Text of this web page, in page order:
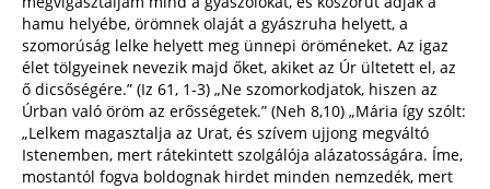
hamu helyébe, örömnek olaját a gyászruha helyett, a
szomorúság lelke helyett meg ünnepi öröméneket. Az igaz
élet tölgyeinek nevezik majd őket, akiket az Úr ültetett el, az
ő dicsőségére.” (Iz 61, 1-3) „Ne szomorkodjatok, hiszen az
Úrban való öröm az erősségetek.” (Neh 8,10) „Mária így szólt:
„Lelkem magasztalja az Urat, és szívem ujjong megváltó
Istenemben, mert rátekintett szolgálója alázatosságára. Íme,
mostantól fogva boldognak hirdet minden nemzedék, mert